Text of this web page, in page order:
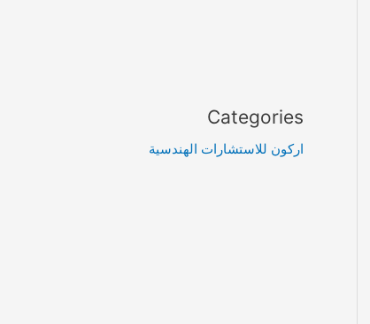
Categories
اركون للاستشارات الهندسية